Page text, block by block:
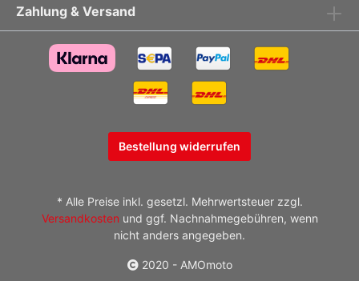
Zahlung & Versand
Bestellung widerrufen
* Alle Preise inkl. gesetzl. Mehrwertsteuer zzgl.
Versandkosten und ggf. Nachnahmegebühren, wenn
nicht anders angegeben.
2020 - AMOmoto